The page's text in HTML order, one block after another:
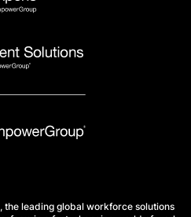
the leading global workforce solutions